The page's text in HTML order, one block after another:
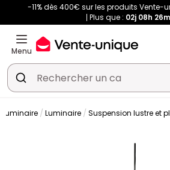
-11% dès 400€ sur les produits Vente-
Plus que : 02j 08h 26m
Menu
luminaire Luminaire Suspension lustre et